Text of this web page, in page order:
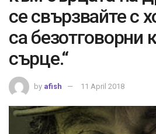
се свързвайте с
са безотговорни
сърце.“
by afish 11 April 2018